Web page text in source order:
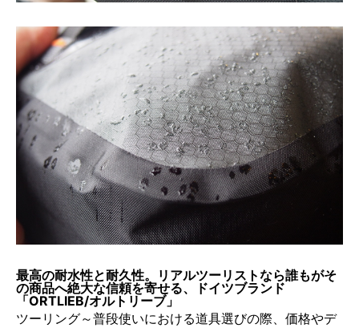
最高の耐水性と耐久性。リアルツーリストなら誰もがそ
の商品へ絶大な信頼を寄せる、ドイツブランド
「ORTLIEB/オルトリーブ」
ツーリング～普段使いにおける道具選びの際、価格やデ